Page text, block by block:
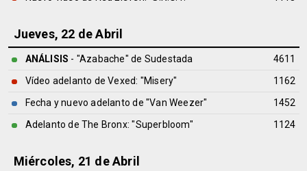
Jueves, 22 de Abril
ANÁLISIS - "Azabache" de Sudestada
4611
Vídeo adelanto de Vexed: "Misery"
1162
Fecha y nuevo adelanto de "Van Weezer"
1452
Adelanto de The Bronx: "Superbloom"
1124
Miércoles, 21 de Abril